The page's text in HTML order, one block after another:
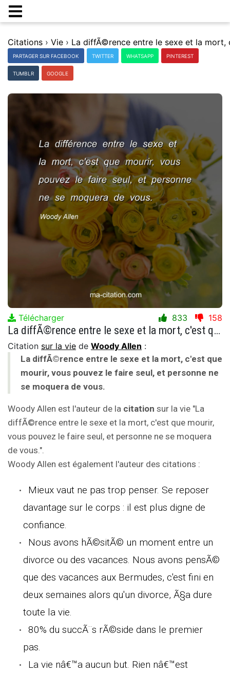
Citations › Vie ›
PARTAGER SUR FACEBOOK TWITTER WHATSAPP PINTEREST
TUMBLR GOOGLE
Télécharger 833 158
La diffÃ©rence entre le sexe et la mort, c'est que mourir, vous pouvez le faire seul, et personne ne se moquera de vous.
Citation sur la vie de Woody Allen :
La diffÃ©rence entre le sexe et la mort, c'est que
mourir, vous pouvez le faire seul, et personne ne
se moquera de vous.
Woody Allen est l'auteur de la citation sur la vie "La
diffÃ©rence entre le sexe et la mort, c'est que mourir,
vous pouvez le faire seul, et personne ne se moquera
de vous.".
Woody Allen est également l'auteur des citations :
Mieux vaut ne pas trop penser. Se reposer
davantage sur le corps : il est plus digne de
confiance.
Nous avons hÃ©sitÃ© un moment entre un
divorce ou des vacances. Nous avons pensÃ©
que des vacances aux Bermudes, c'est fini en
deux semaines alors qu'un divorce, Ã§a dure
toute la vie.
80% du succÃ¨s rÃ©side dans le premier
pas.
La vie nâ€™a aucun but. Rien nâ€™est